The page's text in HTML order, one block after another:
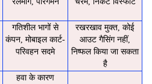
गतिशील भागों से
कंपन, मोबाइल कार्ट-
परिवहन सदमे
रखरखाव मुक्त, कोई
आउट गैसिंग नहीं,
निष्फल किया जा सकता
है
हवा के कारण